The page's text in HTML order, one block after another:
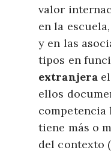
valor
en la
y en las
tipos en
extranjera
ellos
tiene más o
del contexto